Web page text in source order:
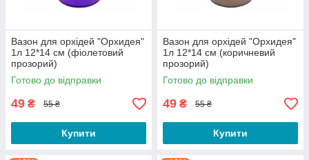
Вазон для орхідей "Орхидея"
1л 12*14 см (фіолетовий
прозорий)
Готово до відправки
49 ₴ 55 ₴
Купити
Вазон для орхідей "Орхидея"
1л 12*14 см (коричневий
прозорий)
Готово до відправки
49 ₴ 55 ₴
Купити